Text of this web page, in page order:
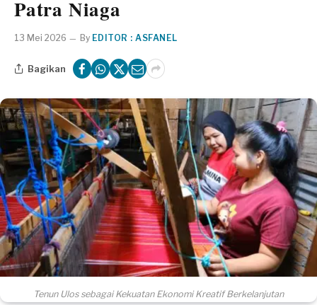
Patra Niaga
13 Mei 2026 By EDITOR : ASFANEL
Bagikan
Tenun Ulos sebagai Kekuatan Ekonomi Kreatif Berkelanjutan